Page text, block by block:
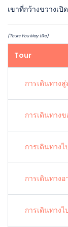
เขาที่กว้างขวางเ
(Tours You May Like)
Tour
การเดินทาง
การเดินทาง
การเดินทาง
การเดินทาง
การเดินทาง